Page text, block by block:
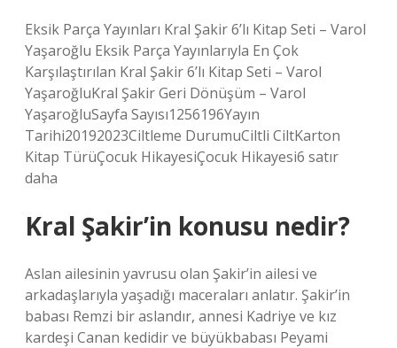
Eksik Parça Yayınları Kral Şakir 6’lı Kitap Seti – Varol
Yaşaroğlu Eksik Parça Yayınlarıyla En Çok
Karşılaştırılan Kral Şakir 6’lı Kitap Seti – Varol
YaşaroğluKral Şakir Geri Dönüşüm – Varol
YaşaroğluSayfa Sayısı1256196Yayın
Tarihi20192023Ciltleme DurumuCiltli CiltKarton
Kitap TürüÇocuk HikayesiÇocuk Hikayesi6 satır
daha
Kral Şakir’in konusu nedir?
Aslan ailesinin yavrusu olan Şakir’in ailesi ve
arkadaşlarıyla yaşadığı maceraları anlatır. Şakir’in
babası Remzi bir aslandır, annesi Kadriye ve kız
kardeşi Canan kedidir ve büyükbabası Peyami